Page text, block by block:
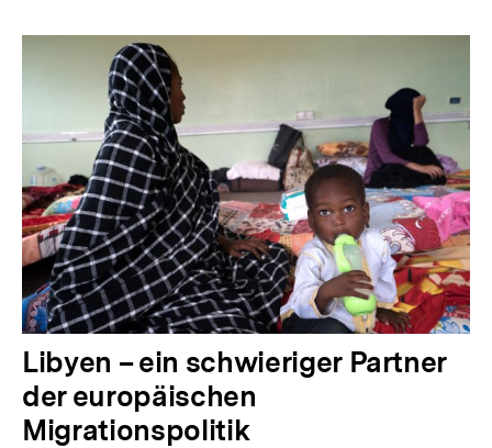
Libyen – ein schwieriger Partner
der europäischen
Migrationspolitik